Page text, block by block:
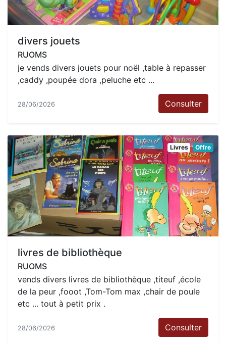
divers jouets
RUOMS
je vends divers jouets pour noël ,table à repasser
,caddy ,poupée dora ,peluche etc ...
28/06/2026 Consulter
Livres Offre
livres de bibliothèque
RUOMS
vends divers livres de bibliothèque ,titeuf ,école
de la peur ,fooot ,Tom-Tom max ,chair de poule
etc ... tout à petit prix .
28/06/2026 Consulter